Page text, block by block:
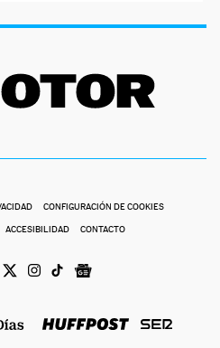
CONFIGURACIÓN DE COOKIES
ACCESIBILIDAD CONTACTO